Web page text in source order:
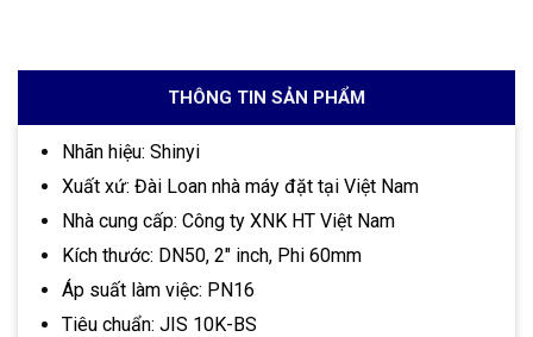
THÔNG TIN SẢN PHẨM
Nhãn hiệu: Shinyi
Xuất xứ: Đài Loan nhà máy đặt tại Việt Nam
Nhà cung cấp: Công ty XNK HT Việt Nam
Kích thước: DN50, 2″ inch, Phi 60mm
Áp suất làm việc: PN16
Tiêu chuẩn: JIS 10K-BS